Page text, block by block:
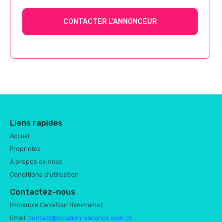
CONTACTER L'ANNONCEUR
Liens rapides
Accueil
Propriétés
À propos de nous
Conditions d'utilisation
Contactez-nous
Immeuble Carrefour Hammamet
Email: contact@location-vacance.com.tn